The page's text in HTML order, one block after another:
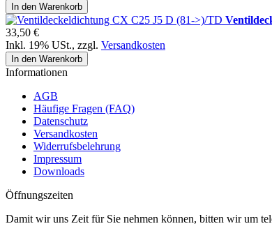
In den Warenkorb
33,50 €
Inkl. 19% USt., zzgl. Versandkosten
In den Warenkorb
Informationen
AGB
Häufige Fragen (FAQ)
Datenschutz
Versandkosten
Widerrufsbelehrung
Impressum
Downloads
Öffnungszeiten
Damit wir uns Zeit für Sie nehmen können, bitten wir um